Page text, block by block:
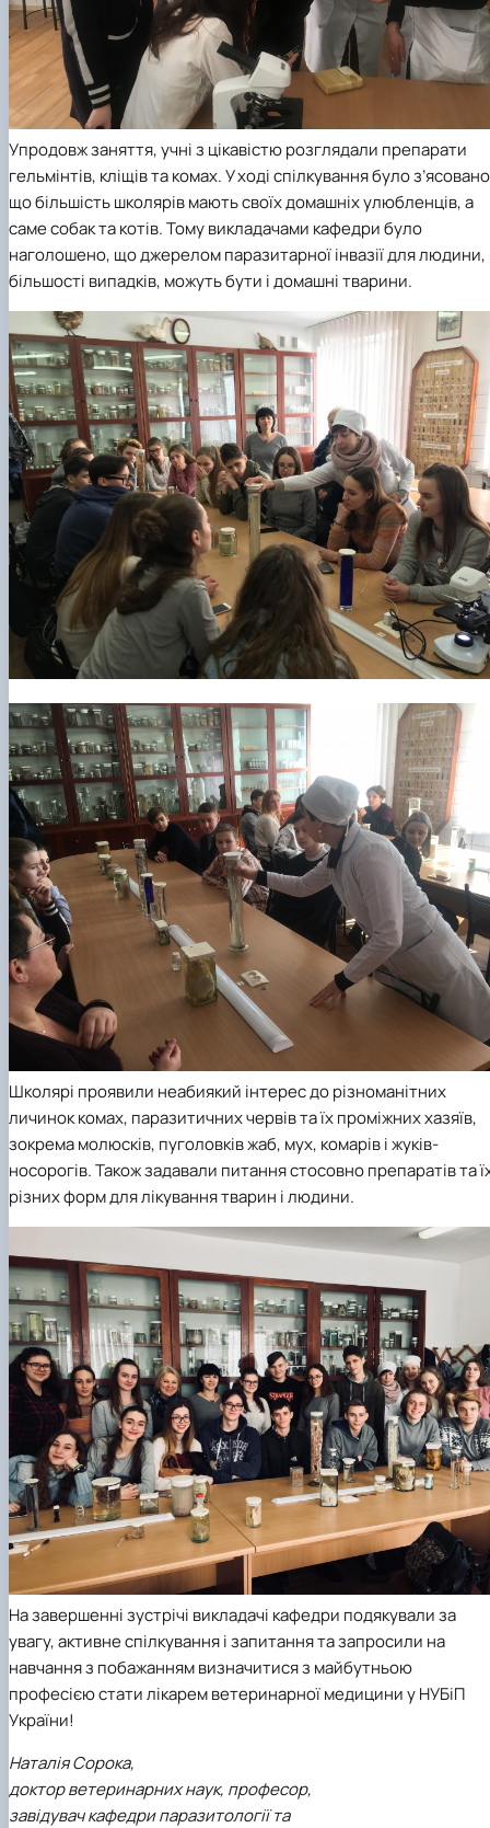
Упродовж заняття, учні з цікавістю розглядали препарати
гельмінтів, кліщів та комах. У ході спілкування було
що більшість школярів мають своїх домашніх улюбленців, а
саме собак та котів. Тому викладачами кафедри було
наголошено, що джерелом паразитарної інвазії для людини,
більшості випадків, можуть бути і домашні тварини.
Школярі проявили неабиякий інтерес до різноманітних
личинок комах, паразитичних червів та їх проміжних хазяїв,
зокрема молюсків, пуголовків жаб, мух, комарів і жуків-
носорогів. Також задавали питання стосовно препаратів та
різних форм для лікування тварин і людини.
На завершенні зустрічі викладачі кафедри подякували за
увагу, активне спілкування і запитання та запросили на
навчання з побажанням визначитися з майбутньою
професією стати лікарем ветеринарної медицини у НУБіП
України!
Наталія Сорока,
доктор ветеринарних наук, професор,
завідувач кафедри паразитології та